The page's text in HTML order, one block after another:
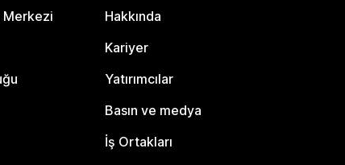
Merkezi
Hakkında
Kariyer
Yatırımcılar
Basın ve medya
İş Ortakları